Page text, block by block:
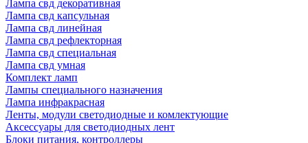
Лампа свд декоративная
Лампа свд капсульная
Лампа свд линейная
Лампа свд рефлекторная
Лампа свд специальная
Лампа свд умная
Комплект ламп
Лампы специального назначения
Лампа инфракрасная
Ленты, модули светодиодные и комлектующие
Аксессуары для светодиодных лент
Блоки питания, контроллеры